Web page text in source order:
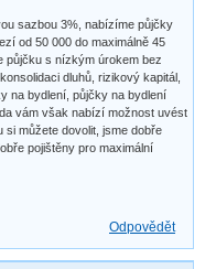
sazbou 3%, nabízíme půjčky
od 50 000 do maximálně 45
půjčku s nízkým úrokem bez
dluhů, rizikový kapitál,
na bydlení, půjčky na bydlení
vám však nabízí možnost uvést
můžete dovolit, jsme dobře
pojištěny pro maximální
Odpovědět